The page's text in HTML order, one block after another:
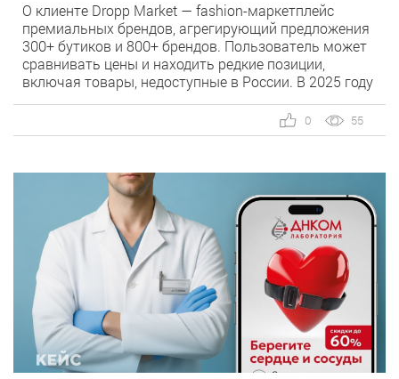
О клиенте Dropp Market — fashion-маркетплейс
премиальных брендов, агрегирующий предложения
300+ бутиков и 800+ брендов. Пользователь может
сравнивать цены и находить редкие позиции,
включая товары, недоступные в России. В 2025 году
сторону мобильного потребления: пользователи
чаще покупают в приложениях за счёт скорости,
Команда Dropp Market приняла […]
55
0